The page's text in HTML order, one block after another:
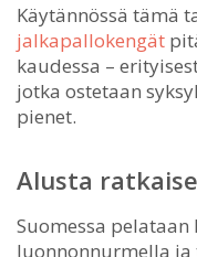
Käytännössä tämä
jalkapallokengät
kaudessa –
jotka ostetaan
pienet.
Alusta
Suomessa
luonnonnurmella